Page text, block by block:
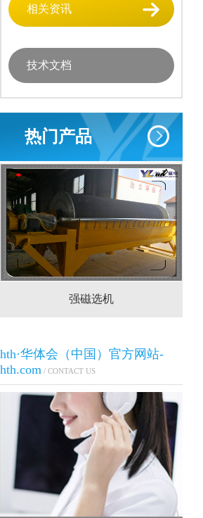
相关资讯
技术文档
热门产品
强磁选机
hth·华体会（中国）官方网站-
hth.com / CONTACT US